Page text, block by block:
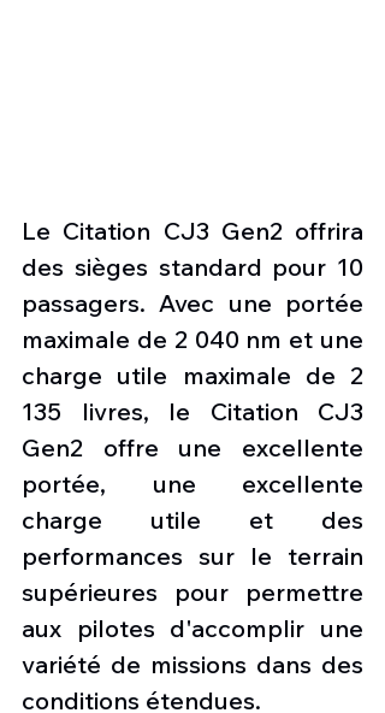
Le Citation CJ3 Gen2 offrira
des sièges standard pour 10
passagers. Avec une portée
maximale de 2 040 nm et une
charge utile maximale de 2
135 livres, le Citation CJ3
Gen2 offre une excellente
portée, une excellente
charge utile et des
performances sur le terrain
supérieures pour permettre
aux pilotes d'accomplir une
variété de missions dans des
conditions étendues.